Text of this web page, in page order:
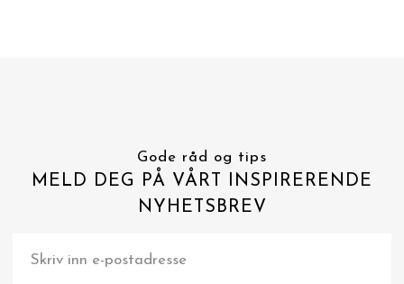
Gode råd og tips
MELD DEG PÅ VÅRT INSPIRERENDE
NYHETSBREV